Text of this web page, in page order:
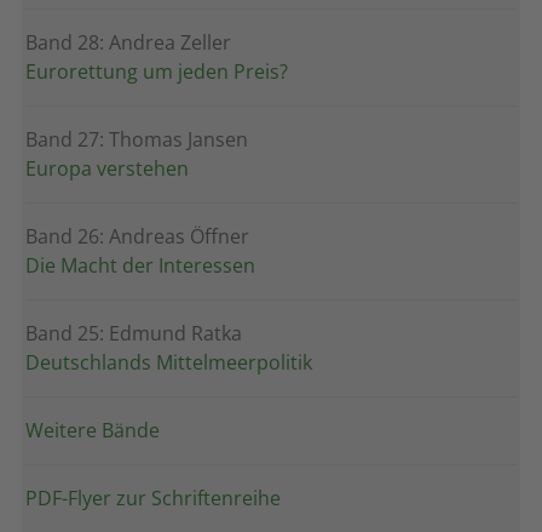
Band 28: Andrea Zeller
Eurorettung um jeden Preis?
Band 27: Thomas Jansen
Europa verstehen
Band 26: Andreas Öffner
Die Macht der Interessen
Band 25: Edmund Ratka
Deutschlands Mittelmeerpolitik
Weitere Bände
PDF-Flyer zur Schriftenreihe